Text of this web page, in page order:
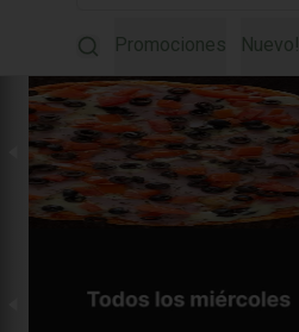
Promociones Nuevo!